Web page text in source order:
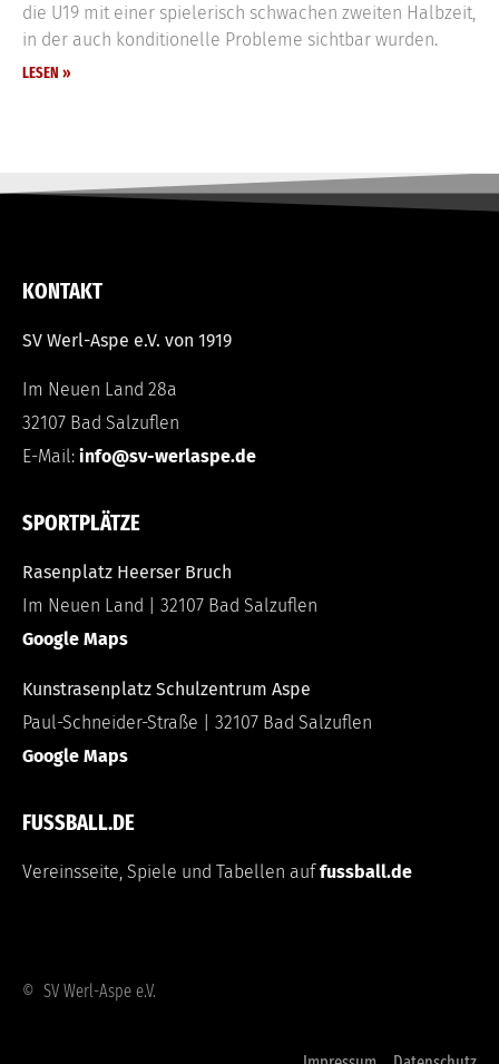
die U19 mit einer spielerisch schwachen zweiten Halbzeit,
in der auch konditionelle Probleme sichtbar wurden.
LESEN »
KONTAKT
SV Werl-Aspe e.V. von 1919
Im Neuen Land 28a
32107 Bad Salzuflen
E-Mail: info@sv-werlaspe.de
SPORTPLÄTZE
Rasenplatz Heerser Bruch
Im Neuen Land | 32107 Bad Salzuflen
Google Maps
Kunstrasenplatz Schulzentrum Aspe
Paul-Schneider-Straße | 32107 Bad Salzuflen
Google Maps
FUSSBALL.DE
Vereinsseite, Spiele und Tabellen auffussball.de
© SV Werl-Aspe e.V.